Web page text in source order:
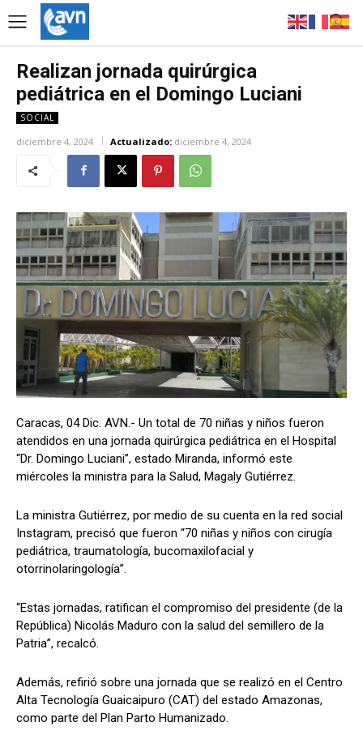
Realizan jornada quirúrgica
pediátrica en el Domingo Luciani
SOCIAL
diciembre 4, 2024 Actualizado: diciembre 4, 2024
Caracas, 04 Dic. AVN.- Un total de 70 niñas y niños fueron
atendidos en una jornada quirúrgica pediátrica en el Hospital
“Dr. Domingo Luciani”, estado Miranda, informó este
miércoles la ministra para la Salud, Magaly Gutiérrez.
La ministra Gutiérrez, por medio de su cuenta en la red social
Instagram, precisó que fueron “70 niñas y niños con cirugía
pediátrica, traumatología, bucomaxilofacial y
otorrinolaringología”.
“Estas jornadas, ratifican el compromiso del presidente (de la
República) Nicolás Maduro con la salud del semillero de la
Patria”, recalcó.
Además, refirió sobre una jornada que se realizó en el Centro
Alta Tecnología Guaicaipuro (CAT) del estado Amazonas,
como parte del Plan Parto Humanizado.